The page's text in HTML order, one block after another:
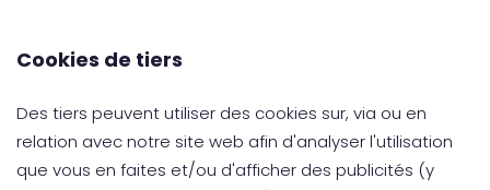
Cookies de tiers
Des tiers peuvent utiliser des cookies sur, via ou en
relation avec notre site web afin d'analyser l'utilisation
que vous en faites et/ou d'afficher des publicités (y